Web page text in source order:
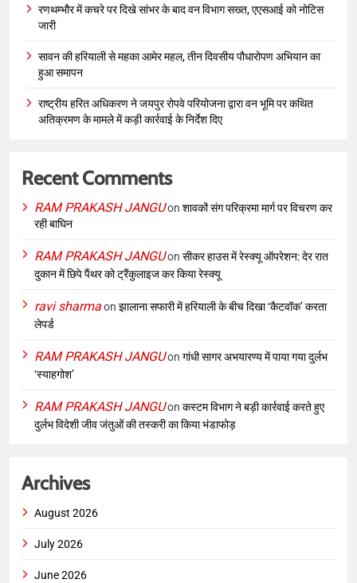
रणथम्भौर में कचरे पर दिखे सांभर के बाद वन विभाग सख्त, एएसआई को नोटिस
जारी
सावन की हरियाली से महका आमेर महल, तीन दिवसीय पौधारोपण अभियान का
हुआ समापन
राष्ट्रीय हरित अधिकरण ने जयपुर रोपवे परियोजना द्वारा वन भूमि पर कथित
अतिक्रमण के मामले में कड़ी कार्रवाई के निर्देश दिए
Recent Comments
RAM PRAKASH JANGUon शावकों संग परिक्रमा मार्ग पर विचरण कर
रही बाघिन
RAM PRAKASH JANGUon सीकर हाउस में रेस्क्यू ऑपरेशन: देर रात
दुकान में छिपे पैंथर को ट्रैंकुलाइज कर किया रेस्क्यू
ravi sharmaon झालाना सफारी में हरियाली के बीच दिखा ‘कैटवॉक’ करता
लेपर्ड
RAM PRAKASH JANGUon गांधी सागर अभयारण्य में पाया गया दुर्लभ
‘स्याहगोश’
RAM PRAKASH JANGUon कस्टम विभाग ने बड़ी कार्रवाई करते हुए
दुर्लभ विदेशी जीव जंतुओं की तस्करी का किया भंडाफोड़
Archives
August 2026
July 2026
June 2026